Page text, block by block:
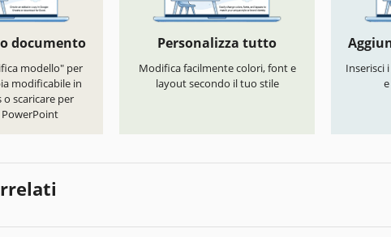
documento
modello" per
modificabile in
o scaricare per
Personalizza tutto
Modifica facilmente colori, font e
layout secondo il tuo stile
Inserisci